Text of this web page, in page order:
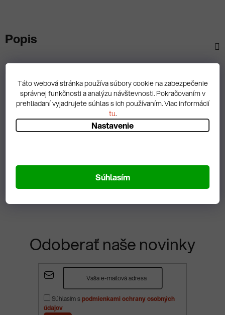
Táto webová stránka používa súbory cookie na zabezpečenie
správnej funkčnosti a analýzu návštevnosti. Pokračovaním v
prehliadaní vyjadrujete súhlas s ich používaním. Viac informácií
tu.
Nastavenie
Súhlasím
Popis
Diskusia
Spätná väzba
Zobrazit hodnotenie
Odoberať naše novinky
Súhlasím spodmienkami ochrany osobných
údajov